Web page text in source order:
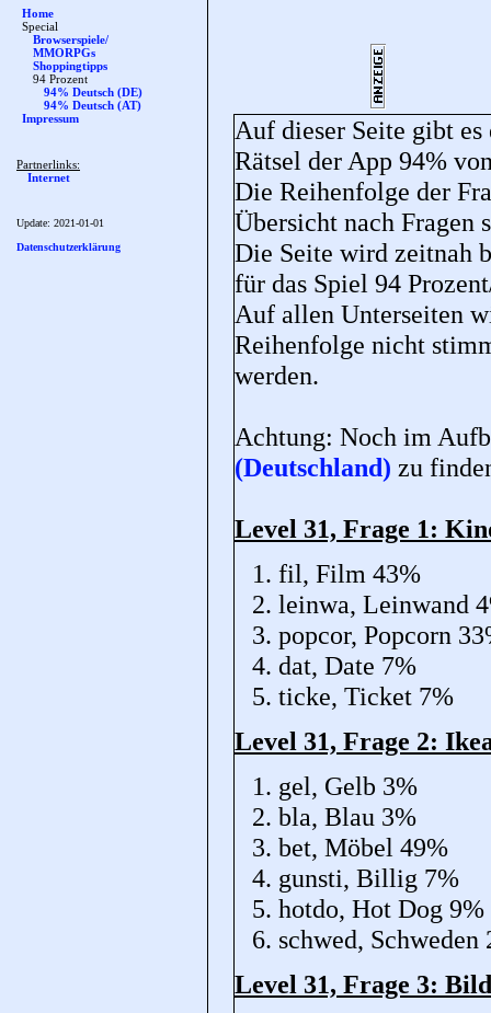
Home
Special
Browserspiele/
MMORPGs
Shoppingtipps
94 Prozent
94% Deutsch (DE)
94% Deutsch (AT)
Impressum
Partnerlinks:
Internet
Update: 2021-01-01
Datenschutzerklärung
Auf dieser Seite gibt
Rätsel der App 94%
Die Reihenfolge der
Übersicht nach Fragen
Die Seite wird zeitnah
für das Spiel 94
Auf allen Unterseiten
Reihenfolge nicht
werden.
Achtung: Noch im
(Deutschland) zu
Level 31, Frage 1:
fil, Film 43%
leinwa, Leinwand
popcor, Popcorn
dat, Date 7%
ticke, Ticket 7%
Level 31, Frage 2:
gel, Gelb 3%
bla, Blau 3%
bet, Möbel 49%
gunsti, Billig 7%
hotdo, Hot Dog 9%
schwed, Schweden
Level 31, Frage 3: